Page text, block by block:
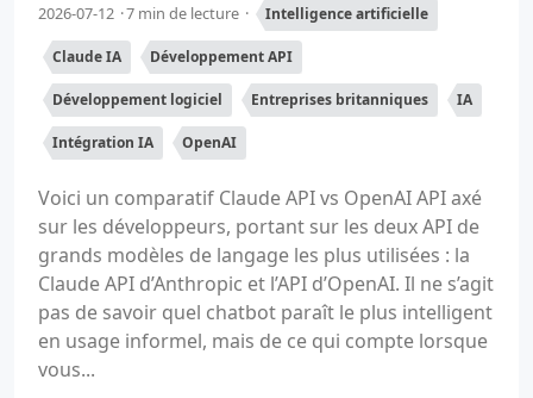
2026-07-12 7 min de lecture Intelligence artificielle
Claude IA Développement API
Développement logiciel Entreprises britanniques IA
Intégration IA OpenAI
Voici un comparatif Claude API vs OpenAI API axé
sur les développeurs, portant sur les deux API de
grands modèles de langage les plus utilisées : la
Claude API d’Anthropic et l’API d’OpenAI. Il ne s’agit
pas de savoir quel chatbot paraît le plus intelligent
en usage informel, mais de ce qui compte lorsque
vous...